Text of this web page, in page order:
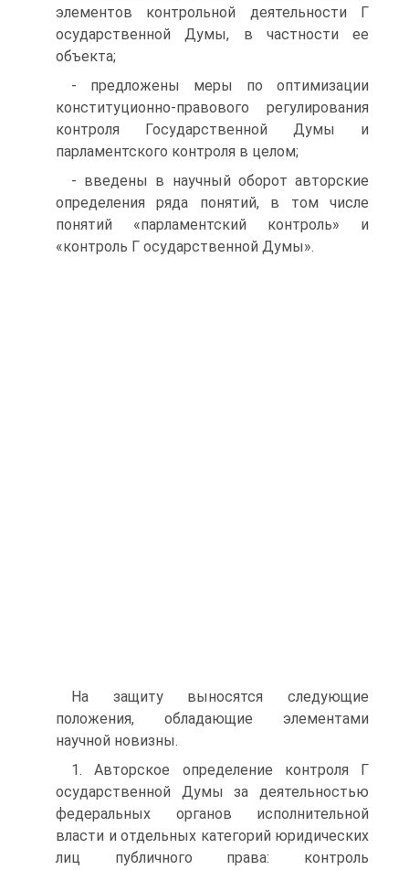
элементов контрольной деятельности Г
осударственной Думы, в частности ее
объекта;
- предложены меры по оптимизации
конституционно-правового регулирования
контроля Государственной Думы и
парламентского контроля в целом;
- введены в научный оборот авторские
определения ряда понятий, в том числе
понятий «парламентский контроль» и
«контроль Г осударственной Думы».
На защиту выносятся следующие
положения, обладающие элементами
научной новизны.
1. Авторское определение контроля Г
осударственной Думы за деятельностью
федеральных органов исполнительной
власти и отдельных категорий юридических
лиц публичного права: контроль